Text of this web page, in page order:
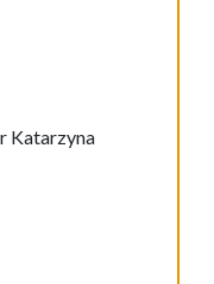
Katarzyna